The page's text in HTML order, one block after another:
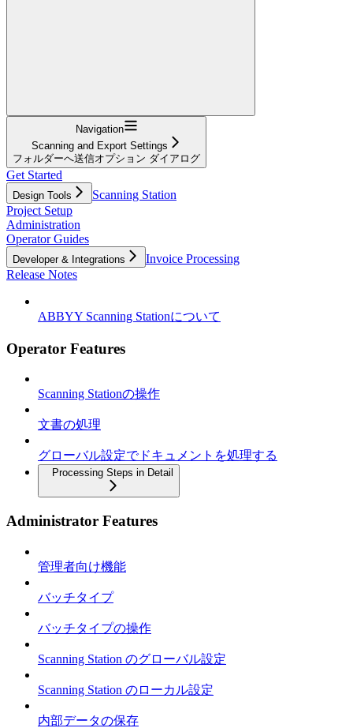
Navigation
Scanning and Export Settings
フォルダーへ送信オプション ダイアログ
Get Started
Design Tools
Scanning Station
Project Setup
Administration
Operator Guides
Developer & Integrations
Invoice Processing
Release Notes
ABBYY Scanning Stationについて
Operator Features
Scanning Stationの操作
文書の処理
グローバル設定でドキュメントを処理する
Processing Steps in Detail
Administrator Features
管理者向け機能
バッチタイプ
バッチタイプの操作
Scanning Station のグローバル設定
Scanning Station のローカル設定
内部データの保存